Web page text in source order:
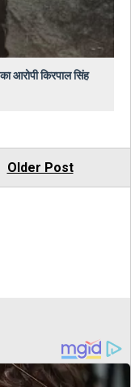
आरोपी किरपाल सिंह
Older Post